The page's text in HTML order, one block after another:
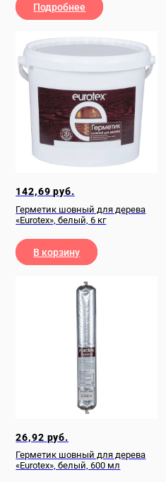
Подробнее
142,69руб.
Герметик шовный для дерева
«Eurotex», белый, 6 кг
В корзину
26,92 руб.
Герметик шовный для дерева
«Eurotex», белый, 600 мл